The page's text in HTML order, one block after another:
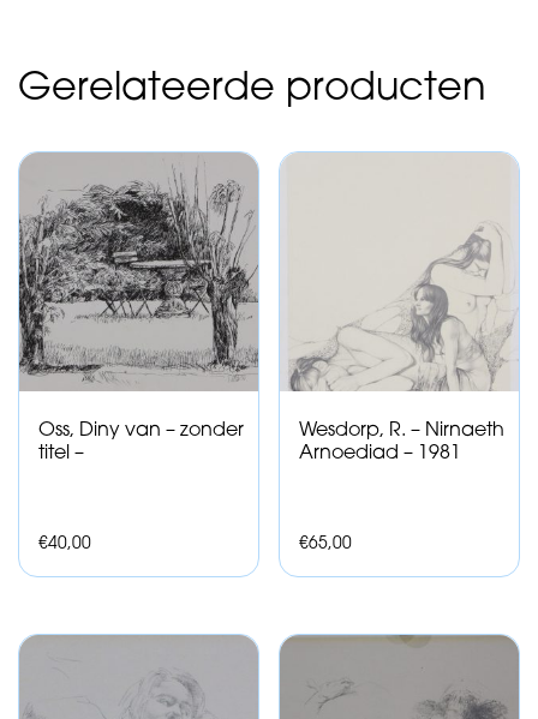
Gerelateerde producten
Oss, Diny van – zonder
titel –
€40,00
Wesdorp, R. – Nirnaeth
Arnoediad – 1981
€65,00